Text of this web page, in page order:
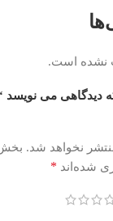
نشده است.
دیدگاهی می نویسد
نخواهد شد.
شده‌اند *